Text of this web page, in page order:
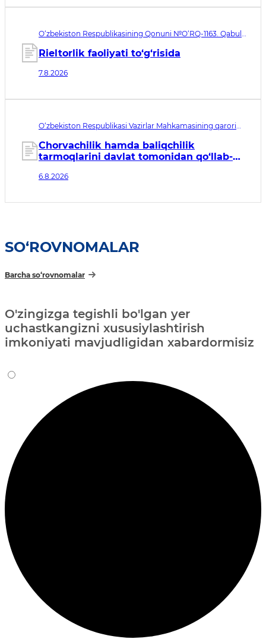
O‘zbekiston Respublikasining Qonuni №O‘RQ-1163. Qabul
Rieltorlik faoliyati to‘g‘risida
7.8.2026
O‘zbekiston Respublikasi Vazirlar Mahkamasining qarori
sanasi 07.08.2026
Chorvachilik hamda baliqchilik
tarmoqlarini davlat tomonidan qo‘llab-
tadbirlari to‘g‘risida
6.8.2026
SO‘ROVNOMALAR
Barcha so‘rovnomalar
O'zingizga tegishli bo'lgan yer
uchastkangizni xususiylashtirish
imkoniyati mavjudligidan xabardormisiz